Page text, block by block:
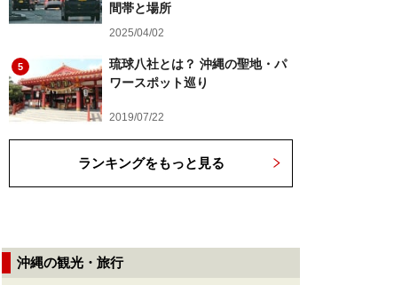
間帯と場所
2025/04/02
5
琉球八社とは？ 沖縄の聖地・パ
ワースポット巡り
2019/07/22
ランキングをもっと見る
沖縄の観光・旅行